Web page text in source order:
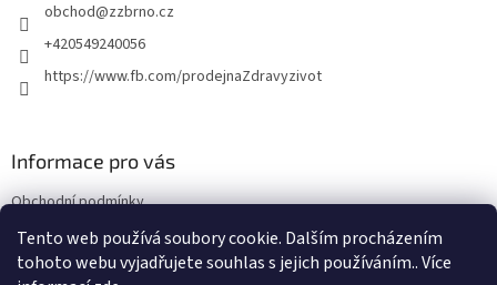
Tento web používá soubory cookie. Dalším procházením
tohoto webu vyjadřujete souhlas s jejich používáním.. Více
obchod@zzbrno.cz
+420549240056
https://www.fb.com/prodejnaZdravyzivot
Informace pro vás
Obchodní podmínky
Podmínky ochrany osobních údajů